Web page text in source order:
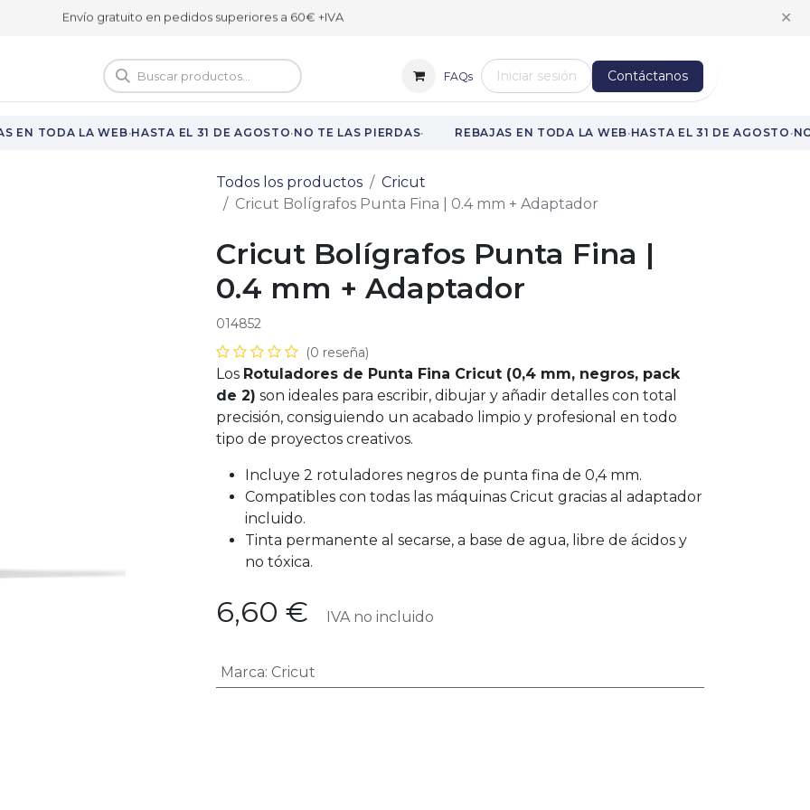
Envío gratuito en pedidos superiores a 60€ +IVA ✕
Vuelta al cole FAQs Iniciar sesión Contáctanos
EN TODA LA WEB·HASTA EL 31 DE AGOSTO ·NO TE LAS PIERDAS· REBAJAS EN TODA LA WEB·HASTA EL 31 DE AGOSTO ·NO
Todos los productos
Cricut
Cricut Bolígrafos Punta Fina | 0.4 mm + Adaptador
Cricut Bolígrafos Punta Fina |
0.4 mm + Adaptador
014852
(0 reseña)
Los Rotuladores de Punta Fina Cricut (0,4 mm, negros, pack
de 2) son ideales para escribir, dibujar y añadir detalles con total
precisión, consiguiendo un acabado limpio y profesional en todo
tipo de proyectos creativos.
Incluye 2 rotuladores negros de punta fina de 0,4 mm.
Compatibles con todas las máquinas Cricut gracias al adaptador
incluido.
Tinta permanente al secarse, a base de agua, libre de ácidos y
no tóxica.
6,60 € IVA no incluido
Marca: Cricut